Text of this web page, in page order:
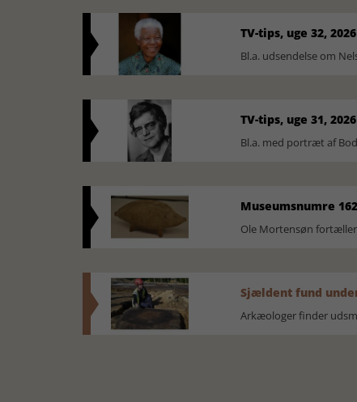
TV-tips, uge 32, 2026
Bl.a. udsendelse om
TV-tips, uge 31, 2026
Bl.a. med portræt af
Museumsnumre
Ole Mortensøn
Sjældent fund
Arkæologer finder